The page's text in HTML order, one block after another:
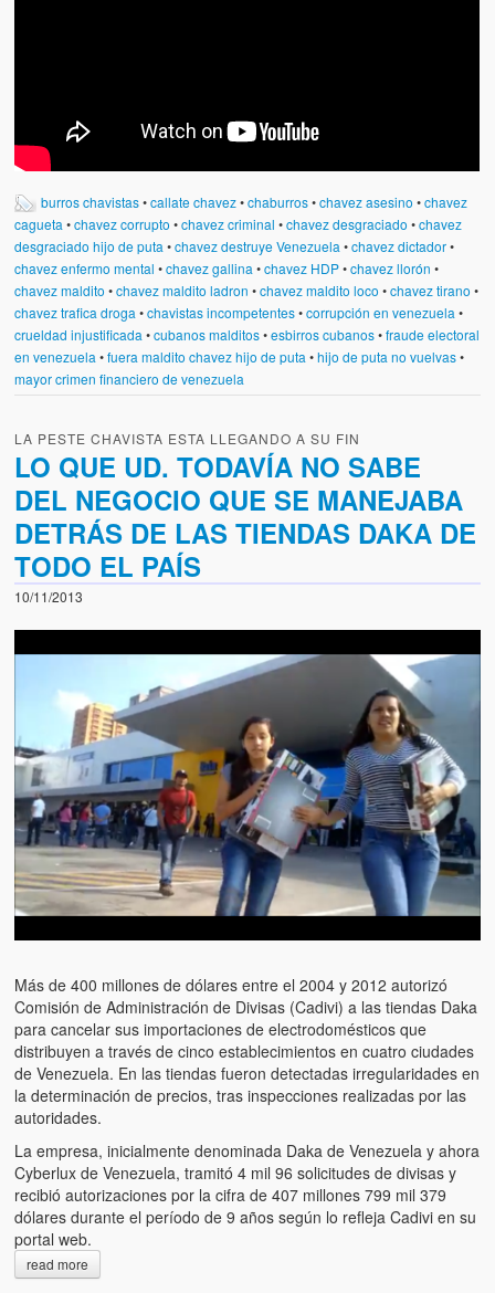
burros chavistas•callate chavez•chaburros•chavez asesino •chavez
cagueta •chavez corrupto •chavez criminal •chavez desgraciado •chavez
desgraciado hijo de puta •chavez destruye Venezuela •chavez dictador•
chavez enfermo mental •chavez gallina •chavez HDP•chavez llorón •
chavez maldito •chavez maldito ladron •chavez maldito loco •chavez tirano •
chavez trafica droga •chavistas incompetentes•corrupción en venezuela •
crueldad injustificada •cubanos malditos•esbirros cubanos•fraude electoral
en venezuela •fuera maldito chavez hijo de puta •hijo de puta no vuelvas•
mayor crimen financiero de venezuela
LA PESTE CHAVISTA ESTA LLEGANDO A SU FIN
LO QUE UD. TODAVÍA NO SABE
DEL NEGOCIO QUE SE MANEJABA
DETRÁS DE LAS TIENDAS DAKA DE
TODO EL PAÍS
10/11/2013
Más de 400 millones de dólares entre el 2004 y 2012 autorizó
Comisión de Administración de Divisas (Cadivi) a las tiendas Daka
para cancelar sus importaciones de electrodomésticos que
distribuyen a través de cinco establecimientos en cuatro ciudades
de Venezuela. En las tiendas fueron detectadas irregularidades en
la determinación de precios, tras inspecciones realizadas por las
autoridades.
La empresa, inicialmente denominada Daka de Venezuela y ahora
Cyberlux de Venezuela, tramitó 4 mil 96 solicitudes de divisas y
recibió autorizaciones por la cifra de 407 millones 799 mil 379
dólares durante el período de 9 años según lo refleja Cadivi en su
portal web.
read more